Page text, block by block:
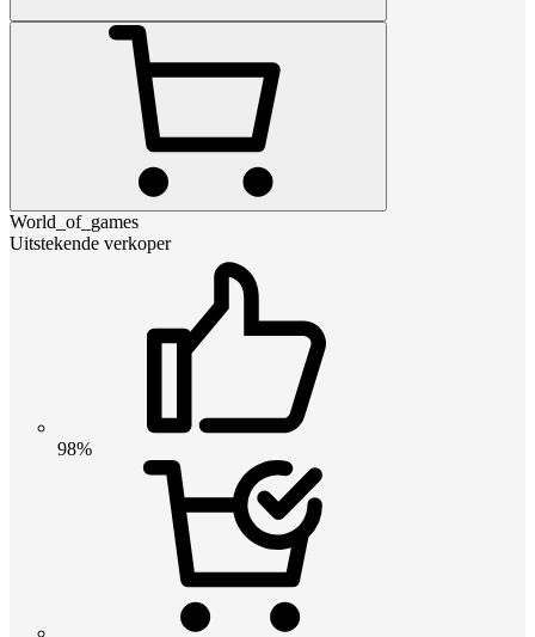
World_of_games
Uitstekende verkoper
98%